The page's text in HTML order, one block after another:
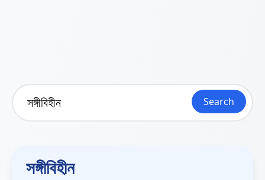
Search
সঙ্গীবিহীন